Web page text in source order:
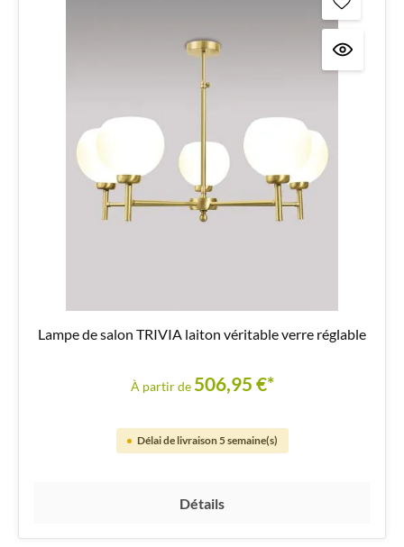
Lampe de salon TRIVIA laiton véritable verre réglable
À partir de 506,95 €*
Délai de livraison 5 semaine(s)
Détails